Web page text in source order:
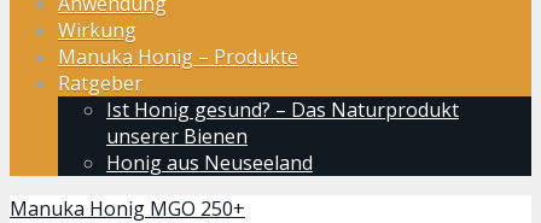
Wirkung
Manuka Honig – Produkte
Ratgeber
Ist Honig gesund? – Das Naturprodukt
unserer Bienen
Honig aus Neuseeland
Manuka Honig MGO 250+